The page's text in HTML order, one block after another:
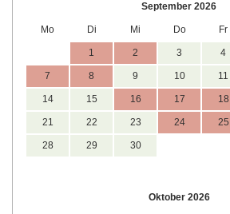
September 2026
Mo Di Mi Do Fr
1 2 3 4
7 8 9 10 11
14 15 16 17 18
21 22 23 24 25
28 29 30
Oktober 2026